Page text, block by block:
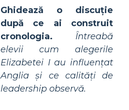
Ghidează o discuție
după ce ai construit
cronologia.
Întreabă
elevii cum alegerile
Elizabetei I au influențat
Anglia și ce calități de
leadership observă.